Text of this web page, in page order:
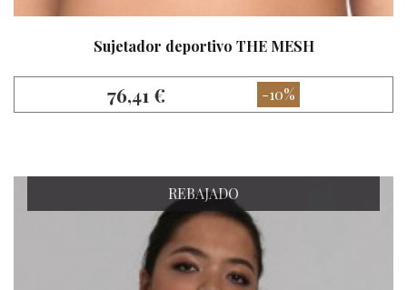
Sujetador deportivo THE MESH
76,41 € -10%
REBAJADO